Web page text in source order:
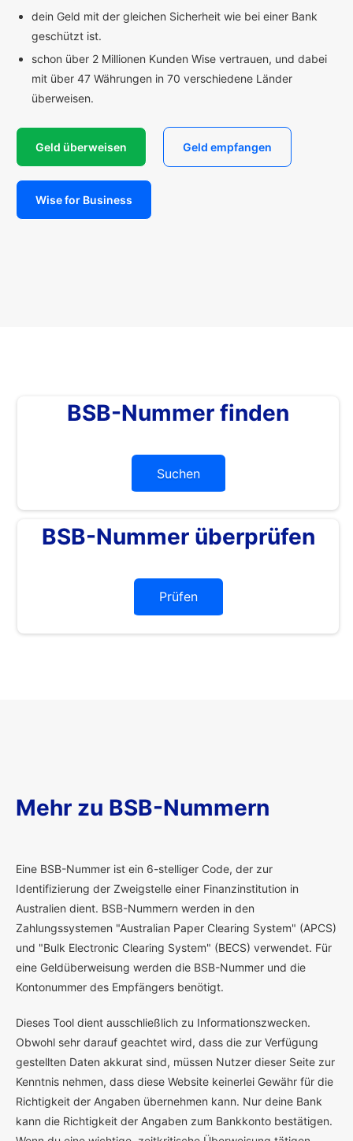
dein Geld mit der gleichen Sicherheit wie bei einer Bank
geschützt ist.
schon über 2 Millionen Kunden Wise vertrauen, und dabei
mit über 47 Währungen in 70 verschiedene Länder
überweisen.
Geld überweisen Geld empfangen
Wise for Business
BSB-Nummer finden
Suchen
BSB-Nummer überprüfen
Prüfen
Mehr zu BSB-Nummern
Eine BSB-Nummer ist ein 6-stelliger Code, der zur
Identifizierung der Zweigstelle einer Finanzinstitution in
Australien dient. BSB-Nummern werden in den
Zahlungssystemen "Australian Paper Clearing System" (APCS)
und "Bulk Electronic Clearing System" (BECS) verwendet. Für
eine Geldüberweisung werden die BSB-Nummer und die
Kontonummer des Empfängers benötigt.
Dieses Tool dient ausschließlich zu Informationszwecken.
Obwohl sehr darauf geachtet wird, dass die zur Verfügung
gestellten Daten akkurat sind, müssen Nutzer dieser Seite zur
Kenntnis nehmen, dass diese Website keinerlei Gewähr für die
Richtigkeit der Angaben übernehmen kann. Nur deine Bank
kann die Richtigkeit der Angaben zum Bankkonto bestätigen.